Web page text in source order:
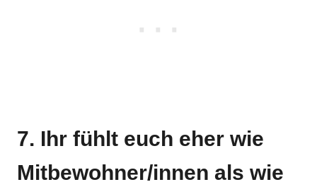
7. Ihr fühlt euch eher wie
Mitbewohner/innen als wie